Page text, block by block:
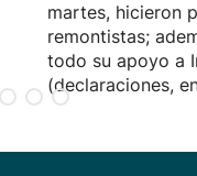
martes, hicieron
remontistas;
todo su apoyo a
(declaraciones,